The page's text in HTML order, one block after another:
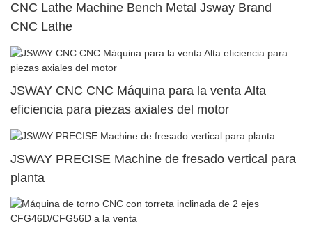
CNC Lathe Machine Bench Metal Jsway Brand
CNC Lathe
JSWAY CNC CNC Máquina para la venta Alta
eficiencia para piezas axiales del motor
JSWAY PRECISE Machine de fresado vertical para
planta